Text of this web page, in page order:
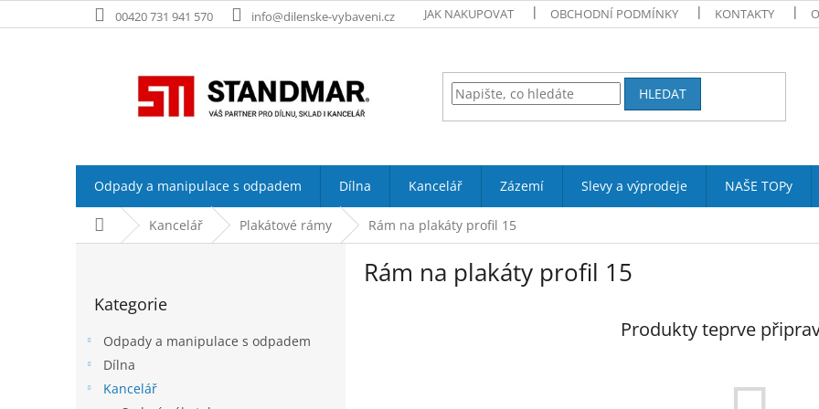
na
00420 731 941 570 info@dilenske-vybaveni.cz JAK NAKUPOVAT OBCHODNÍ PODMÍNKY KONTAKTY
HLEDAT
Odpady a manipulace s odpadem Dílna Kancelář Zázemí Slevy a výprodeje NAŠE TOPy
Domů Kancelář Plakátové rámy Rám na plakáty profil 15
kategorie
Kategorie
Odpady a manipulace s odpadem
Dílna
Kancelář
Rám na plakáty profil 15
Produkty teprve